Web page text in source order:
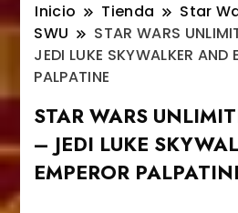
Inicio Tienda Star
SWU
STAR WARS
JEDI LUKE SKYWALKER AND
PALPATINE
STAR WARS
– JEDI LUKE
EMPEROR